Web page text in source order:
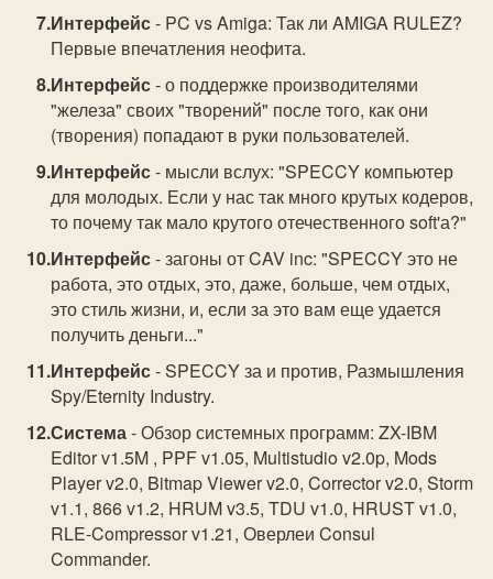
Интерфейс- PC vs Amiga: Так ли AMIGA RULEZ?
Первые впечатления неофита.
Интерфейс- о поддержке производителями
"железа" своих "творений" после того, как они
(творения) попадают в руки пользователей.
Интерфейс- мысли вслух: "SPECCY компьютер
для молодых. Если у нас так много крутых кодеров,
то почему так мало крутого отечественного soft'а?"
Интерфейс- загоны от CAV inc: "SPECCY это не
работа, это отдых, это, даже, больше, чем отдых,
это стиль жизни, и, если за это вам еще удается
получить деньги..."
Интерфейс- SPECCY за и против, Размышления
Spy/Eternity Industry.
Система- Обзор системных программ: ZX-IBM
Editor v1.5M , PPF v1.05, Multistudio v2.0p, Mods
Player v2.0, Bitmap Viewer v2.0, Corrector v2.0, Storm
v1.1, 866 v1.2, HRUM v3.5, TDU v1.0, HRUST v1.0,
RLE-Compressor v1.21, Оверлеи Consul
Commander.